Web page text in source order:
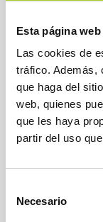
Esta página
Las cookies de
tráfico. Además,
que haga del
web, quienes
que les haya
partir del uso
Necesario
Asociación
Dirección
Calle Condesa de
28027 Madrid
Teléfono : +34 91